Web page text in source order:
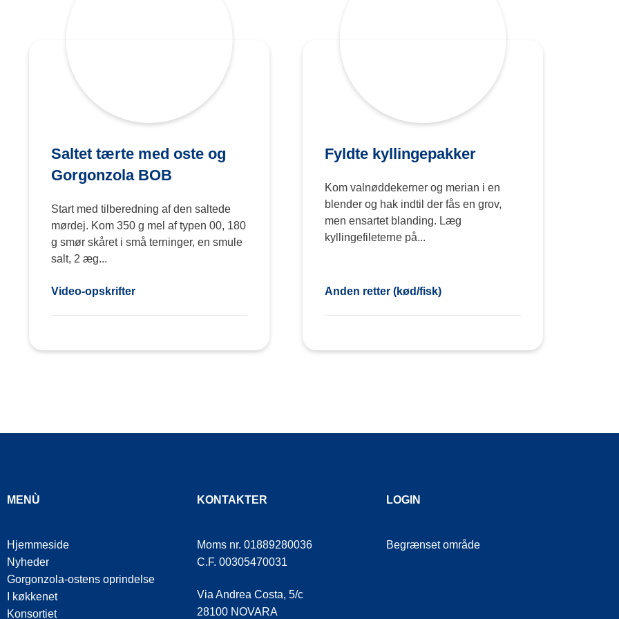
Saltet tærte med oste og
Gorgonzola BOB
Start med tilberedning af den saltede
mørdej. Kom 350 g mel af typen 00, 180
g smør skåret i små terninger, en smule
salt, 2 æg...
Video-opskrifter
Fyldte kyllingepakker
Kom valnøddekerner og merian i en
blender og hak indtil der fås en grov,
men ensartet blanding. Læg
kyllingefileterne på...
Anden retter (kød/fisk)
MENÙ
Hjemmeside
Nyheder
Gorgonzola-ostens oprindelse
I køkkenet
Konsortiet
KONTAKTER
Moms nr. 01889280036
C.F. 00305470031
Via Andrea Costa, 5/c
28100 NOVARA
LOGIN
Begrænset område